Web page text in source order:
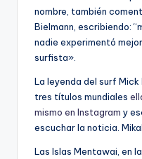
nombre, también
Bielmann, escribiendo:
nadie experimentó
surfista».
La leyenda del surf Mick
tres títulos mundiales
mismo en Instagram y
escuchar la noticia.
Las Islas Mentawai, en